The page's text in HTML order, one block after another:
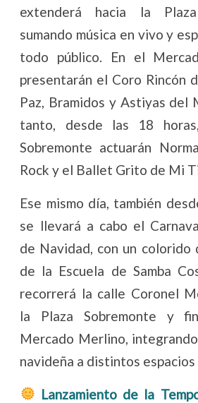
extenderá hacia la Plaza
sumando música en vivo y
todo público. En el
presentarán el Coro Rincón
Paz, Bramidos y Astiyas del
tanto, desde las 18
Sobremonte actuarán
Rock y el Ballet Grito de Mi
Ese mismo día, también
se llevará a cabo el
de Navidad, con un colorido
de la Escuela de Samba
recorrerá la calle Coronel
la Plaza Sobremonte y
Mercado Merlino,
navideña a distintos espacios
Lanzamiento de la